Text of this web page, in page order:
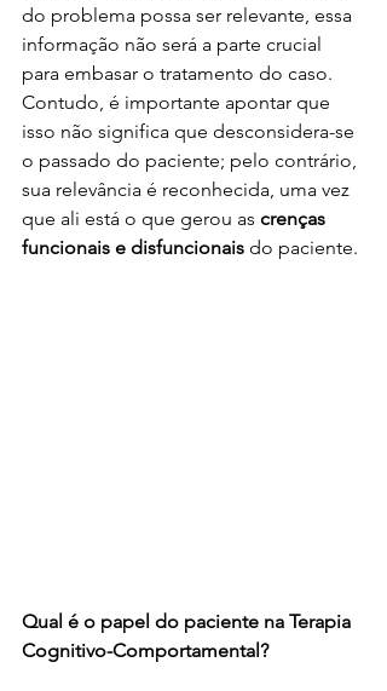
do problema possa ser relevante, essa
informação não será a parte crucial
para embasar o tratamento do caso.
Contudo, é importante apontar que
isso não significa que desconsidera-se
o passado do paciente; pelo contrário,
sua relevância é reconhecida, uma vez
que ali está o que gerou as crenças
funcionais e disfuncionais do paciente.
Qual é o papel do paciente na Terapia
Cognitivo-Comportamental?